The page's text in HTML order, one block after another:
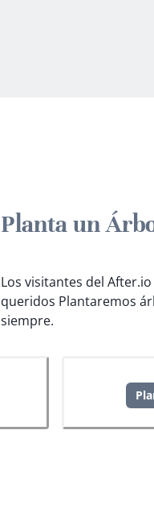
Planta un
Los visitantes del
queridos Plantaremos
siempre.